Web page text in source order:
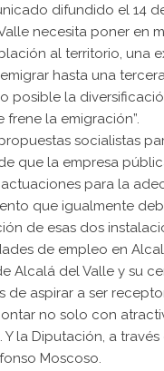
difundido el 14
necesita poner en
al territorio, una
hasta una
posible la
frene la emigración”.
socialistas
que la empresa
para la
que igualmente
de esas dos
de empleo en
Alcalá del Valle y su
de aspirar a ser
no solo con
Y la Diputación, a
Moscoso.